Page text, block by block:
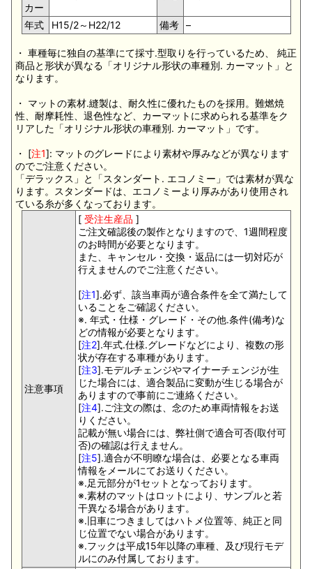
カー
年式 H15/2～H22/12 備考 –
・ 車種毎に独自の基準にて採寸.型取りを行っているため、 純正
商品と形状が異なる「オリジナル形状の車種別. カーマット」と
なります。
・ マットの素材.縫製は、耐久性に優れたものを採用。難燃焼
性、耐摩耗性、退色性など、カーマットに求められる基準をク
リアした「オリジナル形状の車種別. カーマット」です。
・ [注1]: マットのグレードにより素材や厚みなどが異なります
のでご注意ください。
「デラックス」と「スタンダート. エコノミー」では素材が異な
ります。スタンダードは、エコノミーより厚みがあり使用され
ている糸が多くなっております。
注意事項
[ 受注生産品 ]
ご注文確認後の製作となりますので、1週間程度
のお時間が必要となります。
また、キャンセル・交換・返品には一切対応が
行えませんのでご注意ください。
[注1].必ず、該当車両が適合条件を全て満たして
いることをご確認ください。
※. 年式・仕様・グレード・その他.条件(備考)な
どの情報が必要となります。
[注2].年式.仕様.グレードなどにより、複数の形
状が存在する車種があります。
[注3].モデルチェンジやマイナーチェンジが生
じた場合には、適合製品に変動が生じる場合が
ありますので事前にご連絡ください。
[注4].ご注文の際は、念のため車両情報をお送
りください。
記載が無い場合には、弊社側で適合可否(取付可
否)の確認は行えません。
[注5].適合が不明瞭な場合は、必要となる車両
情報をメールにてお送りください。
※.足元部分が1セットとなっております。
※.素材のマットはロットにより、サンプルと若
干異なる場合があります。
※.旧車につきましてはハトメ位置等、純正と同
じ位置でない場合があります。
※.フックは平成15年以降の車種、及び現行モデ
ルにのみ付属しております。